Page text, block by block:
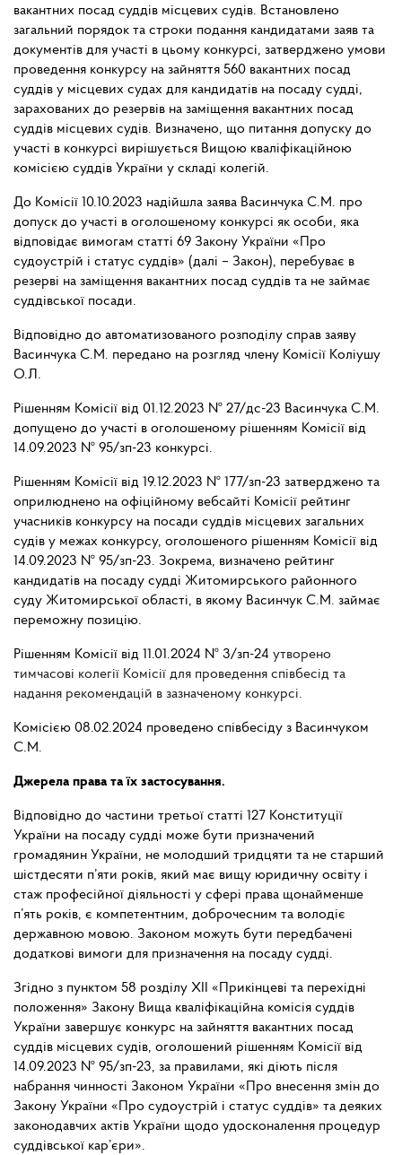
вакантних посад суддів місцевих судів. Встановлено
загальний порядок та строки подання кандидатами заяв та
документів для участі в цьому конкурсі, затверджено умови
проведення конкурсу на зайняття 560 вакантних посад
суддів у місцевих судах для кандидатів на посаду судді,
зарахованих до резервів на заміщення вакантних посад
суддів місцевих судів. Визначено, що питання допуску до
участі в конкурсі вирішується Вищою кваліфікаційною
комісією суддів України у складі колегій.
До Комісії 10.10.2023 надійшла заява Васинчука С.М. про
допуск до участі в оголошеному конкурсі як особи, яка
відповідає вимогам статті 69 Закону України «Про
судоустрій і статус суддів» (далі – Закон), перебуває в
резерві на заміщення вакантних посад суддів та не займає
суддівської посади.
Відповідно до автоматизованого розподілу справ заяву
Васинчука С.М. передано на розгляд члену Комісії Коліушу
О.Л.
Рішенням Комісії від 01.12.2023 № 27/дс-23 Васинчука С.М.
допущено до участі в оголошеному рішенням Комісії від
14.09.2023 № 95/зп-23 конкурсі.
Рішенням Комісії від 19.12.2023 № 177/зп-23 затверджено та
оприлюднено на офіційному вебсайті Комісії рейтинг
учасників конкурсу на посади суддів місцевих загальних
судів у межах конкурсу, оголошеного рішенням Комісії від
14.09.2023 № 95/зп-23. Зокрема, визначено рейтинг
кандидатів на посаду судді Житомирського районного
суду Житомирської області, в якому Васинчук С.М. займає
переможну позицію.
Рішенням Комісії від 11.01.2024 № 3/зп-24 утворено
тимчасові колегії Комісії для проведення співбесід та
надання рекомендацій в зазначеному конкурсі.
Комісією 08.02.2024 проведено співбесіду з Васинчуком
С.М.
Джерела права та їх застосування.
Відповідно до частини третьої статті 127 Конституції
України на посаду судді може бути призначений
громадянин України, не молодший тридцяти та не старший
шістдесяти п’яти років, який має вищу юридичну освіту і
стаж професійної діяльності у сфері права щонайменше
п’ять років, є компетентним, доброчесним та володіє
державною мовою. Законом можуть бути передбачені
додаткові вимоги для призначення на посаду судді.
Згідно з пунктом 58 розділу XII «Прикінцеві та перехідні
положення» Закону Вища кваліфікаційна комісія суддів
України завершує конкурс на зайняття вакантних посад
суддів місцевих судів, оголошений рішенням Комісії від
14.09.2023 № 95/зп-23, за правилами, які діють після
набрання чинності Законом України «Про внесення змін до
Закону України «Про судоустрій і статус суддів» та деяких
законодавчих актів України щодо удосконалення процедур
суддівської кар’єри».